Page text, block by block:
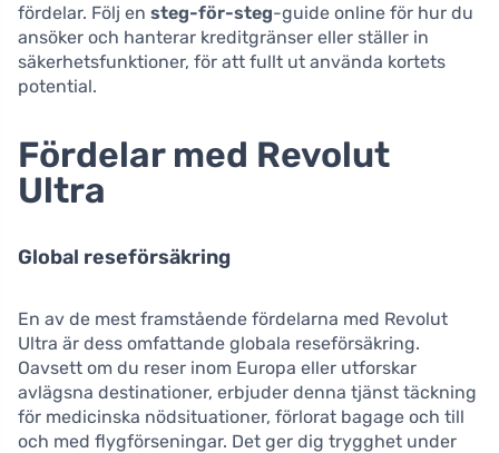
fördelar. Följ en steg-för-steg-guide online för hur du
ansöker och hanterar kreditgränser eller ställer in
säkerhetsfunktioner, för att fullt ut använda kortets
potential.
Fördelar med Revolut
Ultra
Global reseförsäkring
En av de mest framstående fördelarna med Revolut
Ultra är dess omfattande globala reseförsäkring.
Oavsett om du reser inom Europa eller utforskar
avlägsna destinationer, erbjuder denna tjänst täckning
för medicinska nödsituationer, förlorat bagage och till
och med flygförseningar. Det ger dig trygghet under